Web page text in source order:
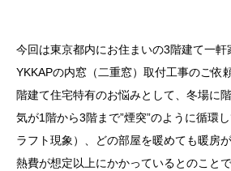
今回は東京都内にお住まいの3階建て一軒
YKKAPの内窓（二重窓）取付工事のご依
階建て住宅特有のお悩みとして、冬場に
気が1階から3階まで”煙突”のように循環
ラフト現象）、どの部屋を暖めても暖房
熱費が想定以上にかかっているとのこと